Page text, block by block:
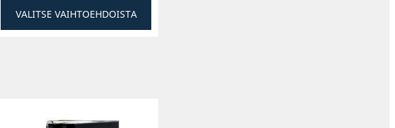
VALITSE VAIHTOEHDOISTA